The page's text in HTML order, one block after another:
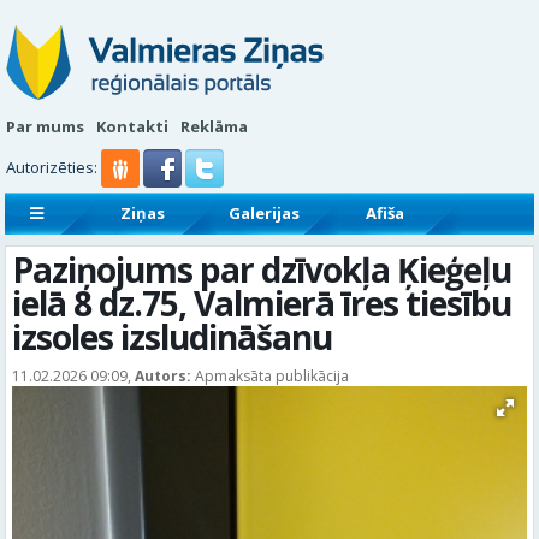
Par mums Kontakti
Reklāma
Autorizēties:
Ziņas Galerijas
Afiša
Sludinājumi
Reklāmraksti
Paziņojums par dzīvokļa Ķieģeļu
ielā 8 dz.75, Valmierā īres tiesību
izsoles izsludināšanu
11.02.2026 09:09, Autors: Apmaksāta publikācija